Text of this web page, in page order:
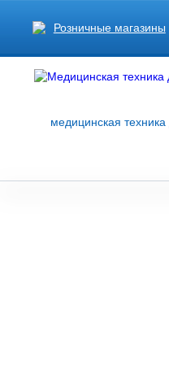
Розничные магазины
медицинская